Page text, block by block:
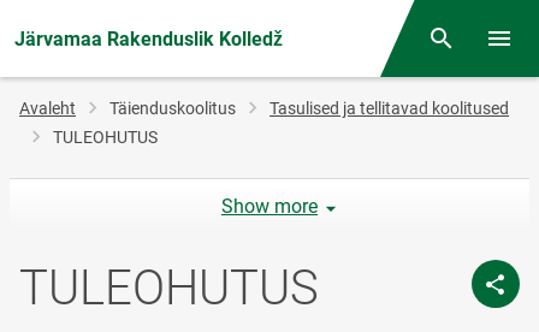
Järvamaa Rakenduslik Kolledž Otsing
Jälglink
Avaleht Täienduskoolitus
Tasulised ja tellitavad koolitused
TULEOHUTUS
TULEOHUTUS
Show more